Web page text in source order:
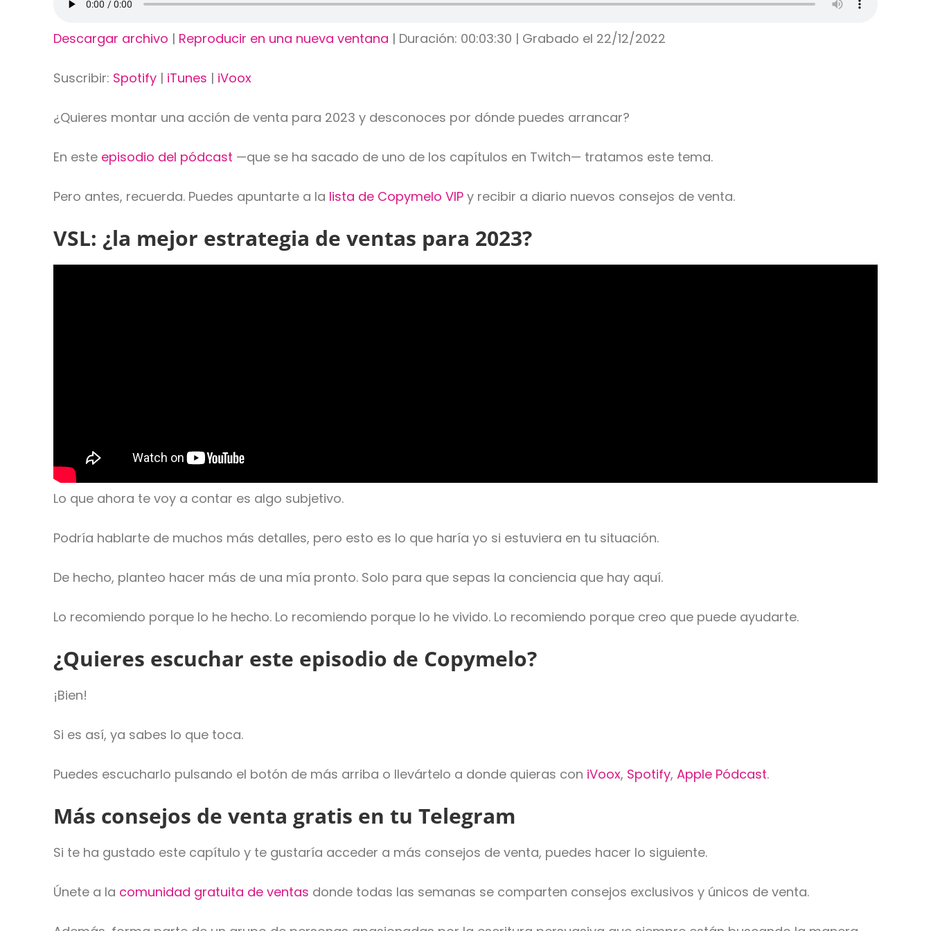
Descargar archivo | Reproducir en una nueva ventana | Duración: 00:03:30 | Grabado el 22/12/2022
Suscribir: Spotify | iTunes | iVoox
¿Quieres montar una acción de venta para 2023 y desconoces por dónde puedes arrancar?
En este episodio del pódcast —que se ha sacado de uno de los capítulos en Twitch— tratamos este tema.
Pero antes, recuerda. Puedes apuntarte a la lista de Copymelo VIP y recibir a diario nuevos consejos de venta.
VSL: ¿la mejor estrategia de ventas para 2023?
Lo que ahora te voy a contar es algo subjetivo.
Podría hablarte de muchos más detalles, pero esto es lo que haría yo si estuviera en tu situación.
De hecho, planteo hacer más de una mía pronto. Solo para que sepas la conciencia que hay aquí.
Lo recomiendo porque lo he hecho. Lo recomiendo porque lo he vivido. Lo recomiendo porque creo que puede ayudarte.
¿Quieres escuchar este episodio de Copymelo?
¡Bien!
Si es así, ya sabes lo que toca.
Puedes escucharlo pulsando el botón de más arriba o llevártelo a donde quieras con iVoox, Spotify,Apple Pódcast.
Más consejos de venta gratis en tu Telegram
Si te ha gustado este capítulo y te gustaría acceder a más consejos de venta, puedes hacer lo siguiente.
Únete a la comunidad gratuita de ventas donde todas las semanas se comparten consejos exclusivos y únicos de venta.